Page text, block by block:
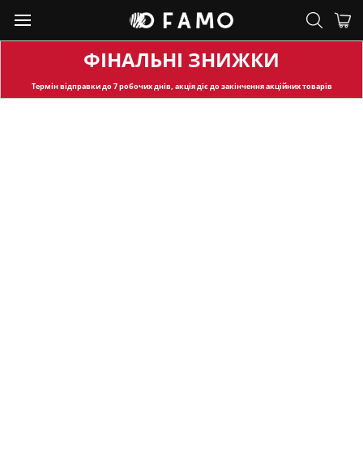
ФІНАЛЬНІ ЗНИЖКИ
Термін відправкидо 7 робочих днів, акція діє до закінчення акційних товарів